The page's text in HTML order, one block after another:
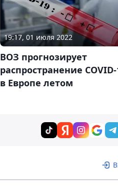
19:17, 01 июля 2022
ВОЗ прогнозирует
распространение
в Европе летом